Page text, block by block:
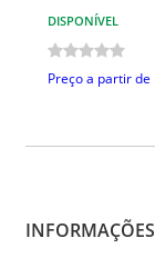
DISPONÍVEL
Preço a partir de